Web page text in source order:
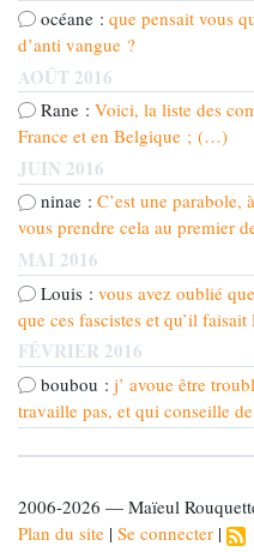
océane : que pensait vous
d’anti vangue ?
AOÛT 2016
Rane : Voici, la liste des
France et en Belgique ; (…)
JUIN 2016
ninae : C’est une parabole,
vous prendre cela au premier
MAI 2016
Louis : vous avez oublié
que ces fascistes et qu’il
FÉVRIER 2016
boubou : j’ avoue être
travaille pas, et qui conseille
2006-2026 — Maïeul
Plan du site | Se connecter |